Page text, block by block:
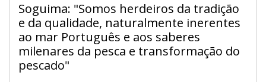
Soguima: "Somos herdeiros da tradição
e da qualidade, naturalmente inerentes
ao mar Português e aos saberes
milenares da pesca e transformação do
pescado"